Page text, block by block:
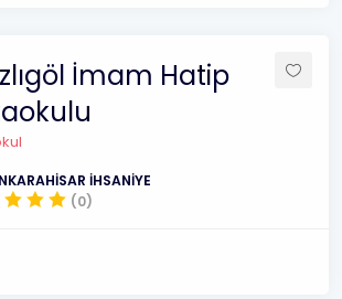
İmam Hatip
İHSANİYE
(0)